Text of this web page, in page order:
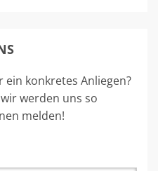
ein konkretes Anliegen?
werden uns so
melden!